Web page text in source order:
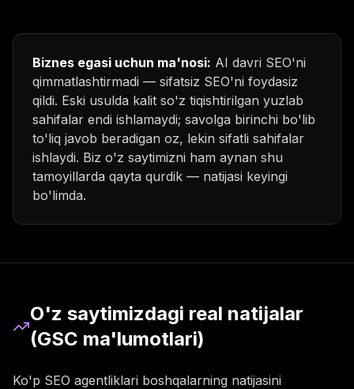
Biznes egasi uchun ma'nosi: AI davri SEO'ni
qimmatlashtirmadi — sifatsiz SEO'ni foydasiz
qildi. Eski usulda kalit so'z tiqishtirilgan yuzlab
sahifalar endi ishlamaydi; savolga birinchi bo'lib
to'liq javob beradigan oz, lekin sifatli sahifalar
ishlaydi. Biz o'z saytimizni ham aynan shu
tamoyillarda qayta qurdik — natijasi keyingi
bo'limda.
O'z saytimizdagi real natijalar
(GSC ma'lumotlari)
Ko'p SEO agentliklari boshqalarning natijasini